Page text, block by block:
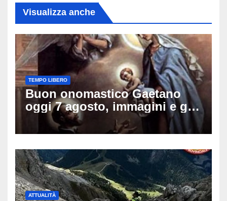
Visualizza anche
TEMPO LIBERO
Buon onomastico Gaetano
oggi 7 agosto, immagini e gif
di auguri da condividere sui
social
ATTUALITÀ